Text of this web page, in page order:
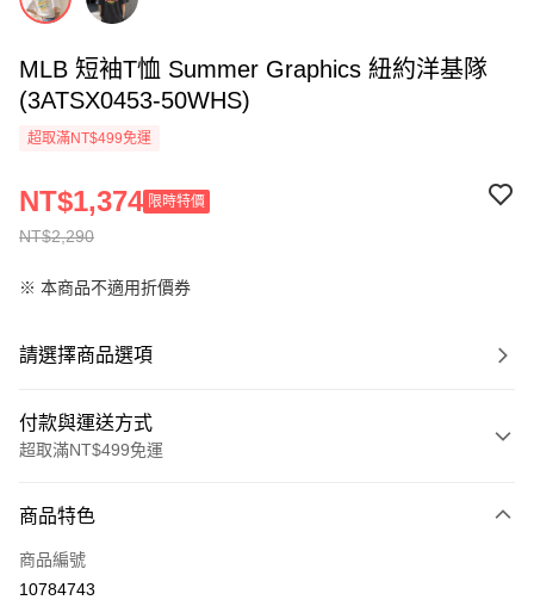
MLB 短袖T恤 Summer Graphics 紐約洋基隊
(3ATSX0453-50WHS)
超取滿NT$499免運
NT$2,290
NT$1,374 限時特價
※ 本商品不適用折價券
請選擇商品選項
付款與運送方式
超取滿NT$499免運
信用卡一次付款
超商取貨付款
商品特色
商品編號
10784743